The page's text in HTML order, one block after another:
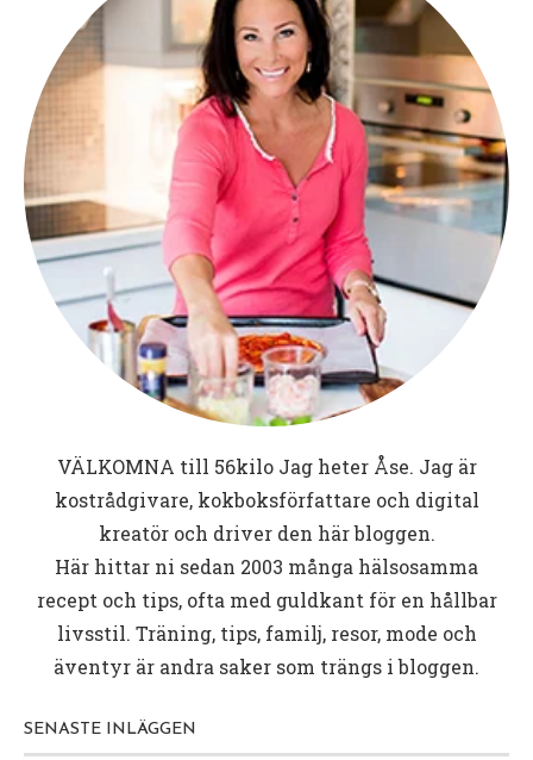
VÄLKOMNA till 56kiloJag heter Åse. Jag är
kostrådgivare, kokboksförfattare och digital
kreatör och driver den här bloggen.
Här hittar ni sedan 2003 många hälsosamma
recept och tips, ofta med guldkant för en hållbar
livsstil. Träning, tips, familj, resor, mode och
äventyr är andra saker som trängs i bloggen.
SENASTE INLÄGGEN